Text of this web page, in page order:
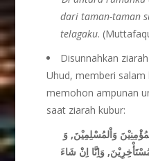
dari taman-taman
telagaku.
Disunnahkan
Uhud, memberi
memohon ampunan
saat ziarah kubur:
وَاْلمُسْلِمِيْنَ, وَ
وَاِنَّا اِنْ شَاءَ